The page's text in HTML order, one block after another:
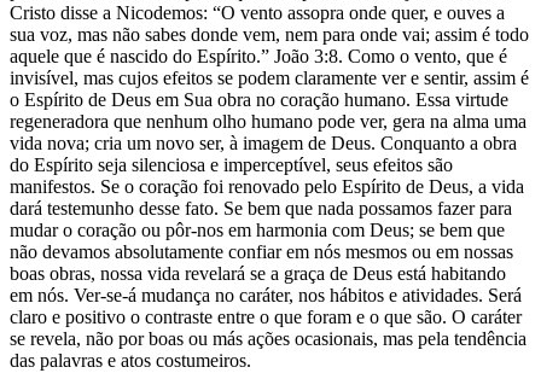
Cristo disse a Nicodemos: “O vento assopra onde quer, e ouves a
sua voz, mas não sabes donde vem, nem para onde vai; assim é todo
aquele que é nascido do Espírito.” João 3:8. Como o vento, que é
invisível, mas cujos efeitos se podem claramente ver e sentir, assim é
o Espírito de Deus em Sua obra no coração humano. Essa virtude
regeneradora que nenhum olho humano pode ver, gera na alma uma
vida nova; cria um novo ser, à imagem de Deus. Conquanto a obra
do Espírito seja silenciosa e imperceptível, seus efeitos são
manifestos. Se o coração foi renovado pelo Espírito de Deus, a vida
dará testemunho desse fato. Se bem que nada possamos fazer para
mudar o coração ou pôr-nos em harmonia com Deus; se bem que
não devamos absolutamente confiar em nós mesmos ou em nossas
boas obras, nossa vida revelará se a graça de Deus está habitando
em nós. Ver-se-á mudança no caráter, nos hábitos e atividades. Será
claro e positivo o contraste entre o que foram e o que são. O caráter
se revela, não por boas ou más ações ocasionais, mas pela tendência
das palavras e atos costumeiros.